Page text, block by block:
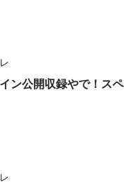
ン公開収録やで！スペ